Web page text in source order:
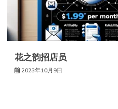
花之韵招店员
2023年10月9日